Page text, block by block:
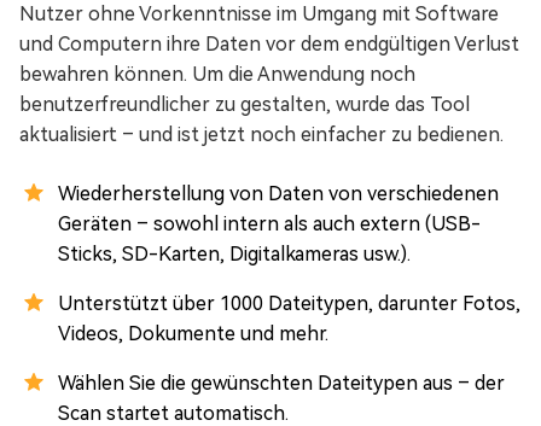
Nutzer ohne Vorkenntnisse im Umgang mit Software
und Computern ihre Daten vor dem endgültigen Verlust
bewahren können. Um die Anwendung noch
benutzerfreundlicher zu gestalten, wurde das Tool
aktualisiert – und ist jetzt noch einfacher zu bedienen.
Wiederherstellung von Daten von verschiedenen
Geräten – sowohl intern als auch extern (USB-
Sticks, SD-Karten, Digitalkameras usw.).
Unterstützt über 1000 Dateitypen, darunter Fotos,
Videos, Dokumente und mehr.
Wählen Sie die gewünschten Dateitypen aus – der
Scan startet automatisch.